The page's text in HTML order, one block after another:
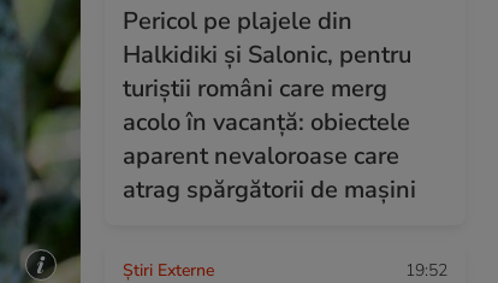
Pericol pe plajele din
Halkidiki și Salonic, pentru
turiștii români care merg
acolo în vacanță: obiectele
aparent nevaloroase care
atrag spărgătorii de mașini
Știri Externe 19:52